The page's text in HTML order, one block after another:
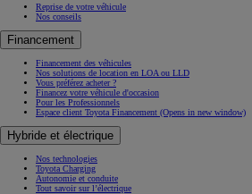
Reprise de votre véhicule
Nos conseils
Financement
Financement des véhicules
Nos solutions de location en LOA ou LLD
Vous préférez acheter ?
Financez votre véhicule d'occasion
Pour les Professionnels
Espace client Toyota Financement (Opens in new window)
Hybride et électrique
Nos technologies
Toyota Charging
Autonomie et conduite
Tout savoir sur l’électrique